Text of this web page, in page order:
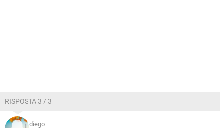
RISPOSTA 3 / 3
diego